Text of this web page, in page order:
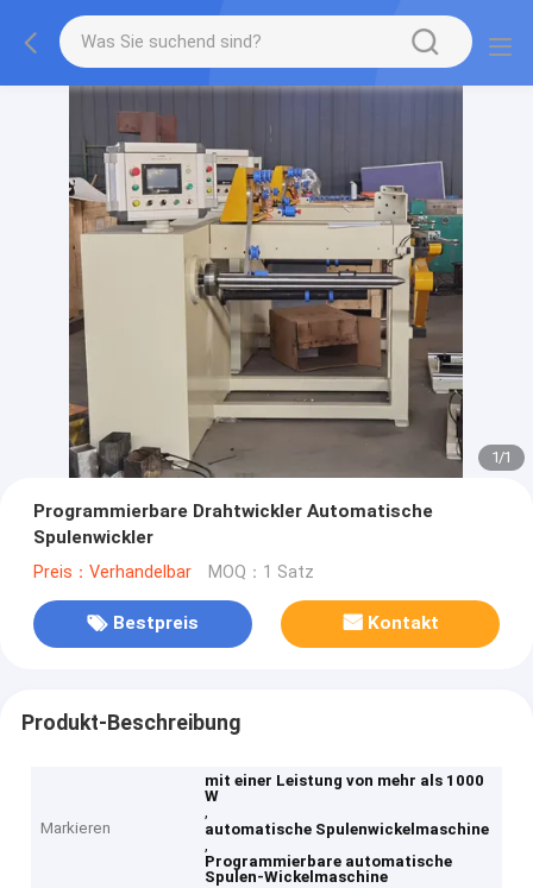
1/1
Programmierbare Drahtwickler Automatische
Spulenwickler
Preis：Verhandelbar MOQ：1 Satz
Bestpreis Kontakt
Produkt-Beschreibung
Markieren
mit einer Leistung von mehr als 1000
W
,
automatische Spulenwickelmaschine
,
Programmierbare automatische
Spulen-Wickelmaschine